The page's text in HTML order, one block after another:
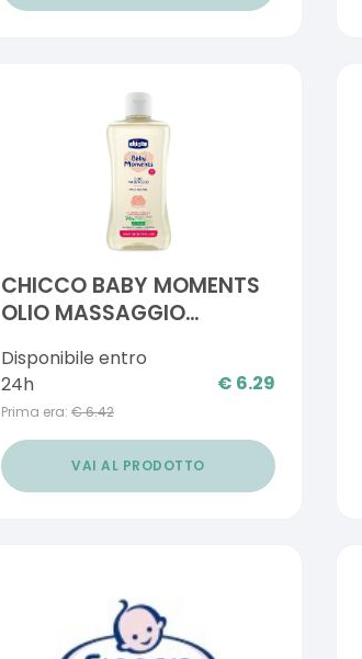
CHICCO BABY MOMENTS
OLIO MASSAGGIO
Disponibile entro
24h
Prima era: €6.42
€ 6.29
VAI AL PRODOTTO